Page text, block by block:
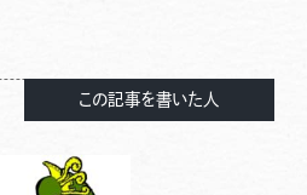
この記事を書いた人